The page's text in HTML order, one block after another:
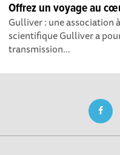
Offrez un voyage au
Gulliver : une
scientifique Gulliver a
transmission...